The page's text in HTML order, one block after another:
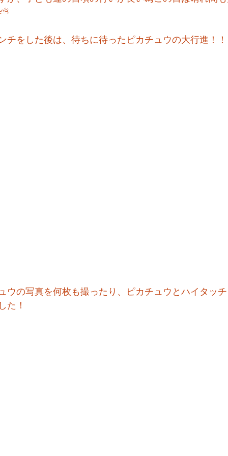
チをした後は、待ちに待ったピカチュウの大行進！！
ウの写真を何枚も撮ったり、ピカチュウとハイタッ
た！